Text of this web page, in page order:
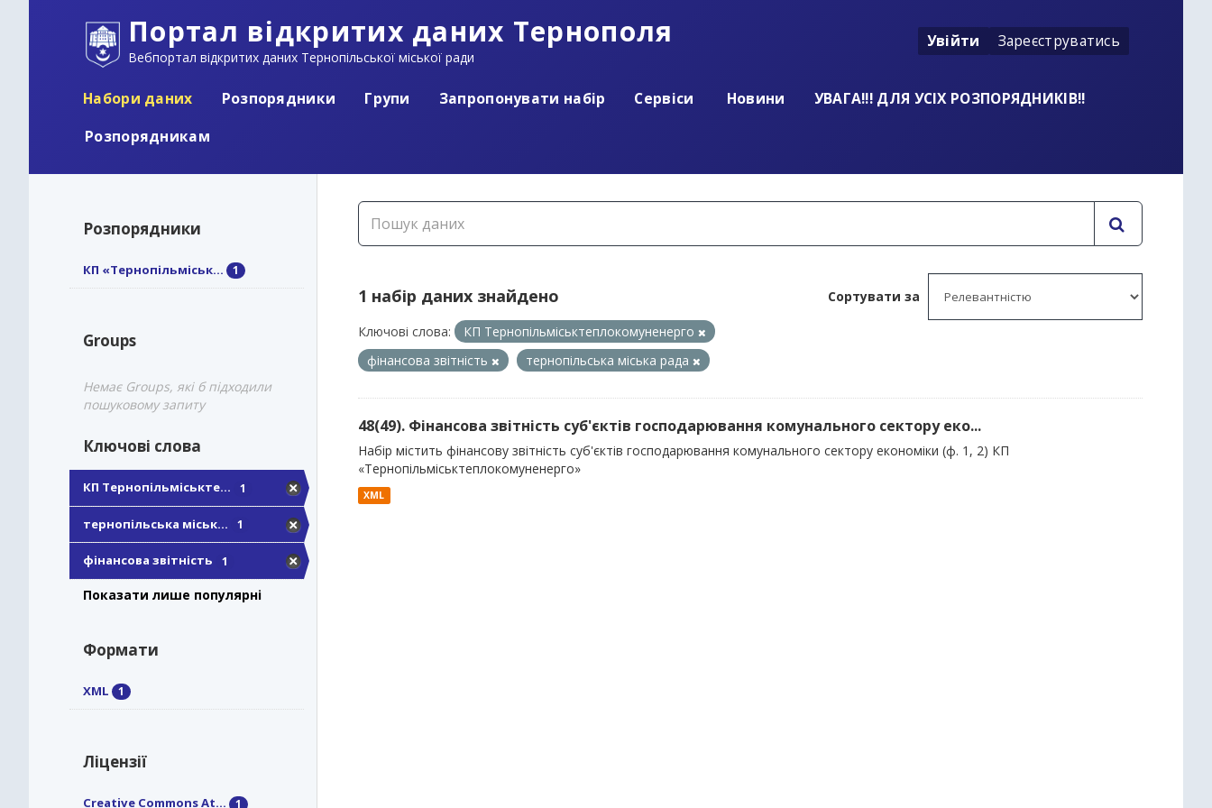
Портал відкритих даних Тернополя
Вебпортал відкритих даних Тернопільської міської ради
Увійти Зареєструватись
Набори даних Розпорядники Групи Запропонувати набір Сервіси Новини
УВАГА!!! ДЛЯ УСІХ РОЗПОРЯДНИКІВ!!
Розпорядникам
Розпорядники
КП «Тернопільміськ... 1
Groups
Немає Groups, які б підходили
пошуковому запиту
Ключові слова
КП Тернопільміськте... 1
тернопільська міськ... 1
фінансова звітність 1
Показати лише популярні
Формати
XML 1
Ліцензії
Creative Commons At... 1
Сортувати за
1 набір даних знайдено
Ключові слова:
КП Тернопільміськтеплокомуненерго
фінансова звітність
тернопільська міська рада
48(49). Фінансова звітність суб'єктів господарювання комунального сектору еко...
Набір містить фінансову звітність суб'єктів господарювання комунального сектору економіки (ф. 1, 2) КП
«Тернопільміськтеплокомуненерго»
XML